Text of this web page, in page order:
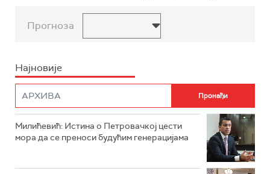
Прогноза
Најновије
Милићевић: Истина о Петровачкој цести
мора да се преноси будућим генерацијама